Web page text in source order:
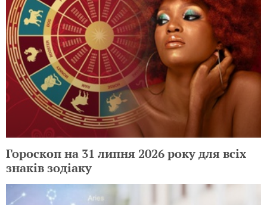
Гороскоп на 31 липня 2026 року для всіх
знаків зодіаку